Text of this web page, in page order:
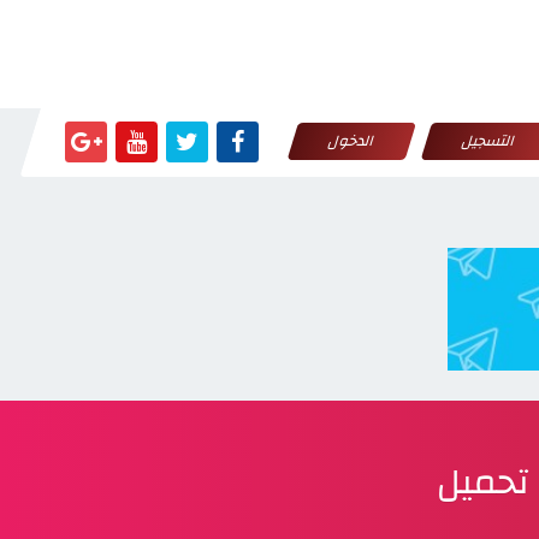
التسجيل الدخول